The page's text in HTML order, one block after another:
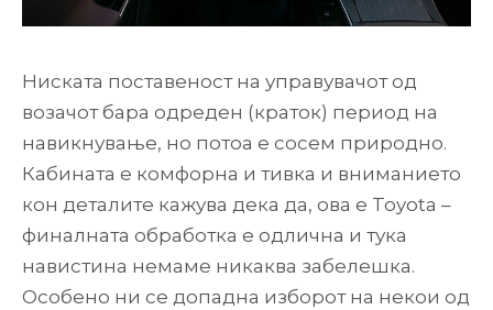
Ниската поставеност на управувачот од
возачот бара одреден (краток) период на
навикнување, но потоа е сосем природно.
Кабината е комфорна и тивка и вниманието
кон деталите кажува дека да, ова е Toyota –
финалната обработка е одлична и тука
навистина немаме никаква забелешка.
Особено ни се допадна изборот на некои од